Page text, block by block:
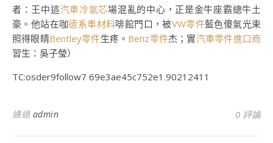
者：王中這汽車冷氣芯場混亂的中心，正是金牛座霸總牛土
豪。他站在咖德系車材料啡館門口，被VW零件藍色傻氣光束
照得眼睛Bentley零件生疼。 Benz零件杰；實汽車零件進口商
習生：吳子瑩）
TC:osder9follow7 69e3ae45c752e1.90212411
通過 admin 0 評論